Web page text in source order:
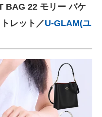
BAG 22 モリー バケ
レット／U-GLAM(ユ